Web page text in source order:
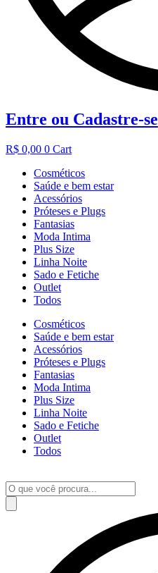
Entre ou Cadastre-se
R$ 0,00 0 Cart
Cosméticos
Saúde e bem estar
Acessórios
Próteses e Plugs
Fantasias
Moda Intima
Plus Size
Linha Noite
Sado e Fetiche
Outlet
Todos
Cosméticos
Saúde e bem estar
Acessórios
Próteses e Plugs
Fantasias
Moda Intima
Plus Size
Linha Noite
Sado e Fetiche
Outlet
Todos
Pesquisar
produtos